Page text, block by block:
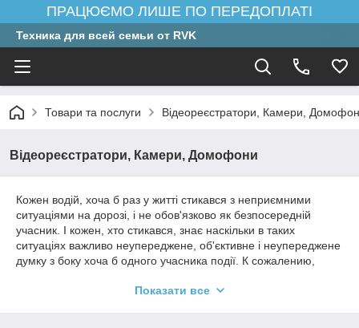
ПРАЦЮЄМО ЛИШЕ ПО ПЕРЕДОПЛАТІ
Техника для всей семьи от RVK
Товари та послуги Відеореєстратори, Камери,
Відеореєстратори, Камери, Домофони
Кожен водій, хоча б раз у житті стикався з неприємними
ситуаціями на дорозі, і не обов'язково як безпосередній
учасник. І кожен, хто стикався, знає наскільки в таких
ситуаціях важливо неупереджене, об'єктивне і неупереджене
думку з боку хоча б одного учасника події. К сожалению,
моменты Вам на помощь придет видеорегистратор для
Показати все